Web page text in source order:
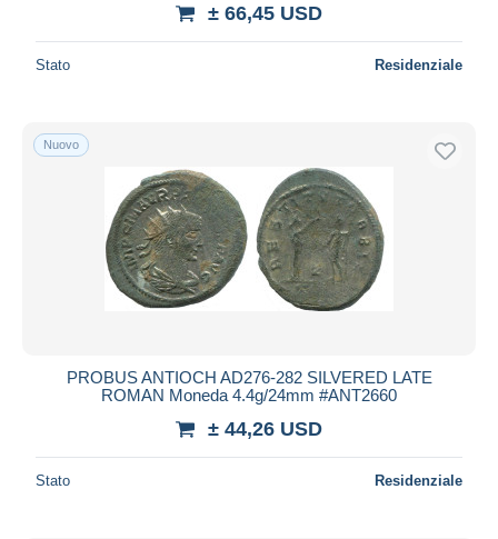
± 66,45 USD
Stato Residenziale
Nuovo
PROBUS ANTIOCH AD276-282 SILVERED LATE
ROMAN Moneda 4.4g/24mm #ANT2660
± 44,26 USD
Stato Residenziale